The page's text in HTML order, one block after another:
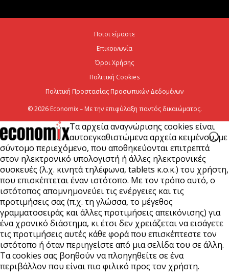
6 Αυγούστου 2026
Viohalco: Ισχυρές επιδόσεις το πρώτο εξάμηνο του
Ποιοι είμαστε
Επικοινωνία
Όροι Χρήσης
Πολιτική Cookies
Πολιτική Προστασίας Προσωπικών Δεδομένων
© 2026 Economix – Με την επιφύλαξη παντός δικαιώματος.
Τα αρχεία αναγνώρισης cookies είναι
αυτοεγκαθιστώμενα αρχεία κειμένου, με
σύντομο περιεχόμενο, που αποθηκεύονται επιτρεπτά
στον ηλεκτρονικό υπολογιστή ή άλλες ηλεκτρονικές
συσκευές (λ.χ. κινητά τηλέφωνα, tablets κ.ο.κ.) του χρήστη,
που επισκέπτεται έναν ιστότοπο. Με τον τρόπο αυτό, ο
ιστότοπος απομνημονεύει τις ενέργειες και τις
προτιμήσεις σας (π.χ. τη γλώσσα, το μέγεθος
γραμματοσειράς και άλλες προτιμήσεις απεικόνισης) για
ένα χρονικό διάστημα, κι έτσι δεν χρειάζεται να εισάγετε
τις προτιμήσεις αυτές κάθε φορά που επισκέπτεστε τον
ιστότοπο ή όταν περιηγείστε από μια σελίδα του σε άλλη.
Τα cookies σας βοηθούν να πλοηγηθείτε σε ένα
περιβάλλον που είναι πιο φιλικό προς τον χρήστη.